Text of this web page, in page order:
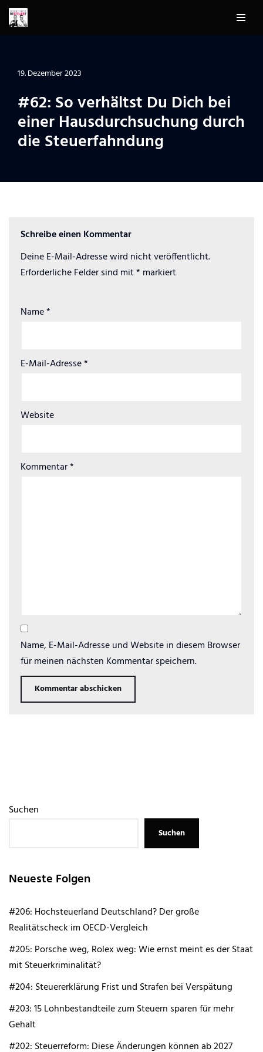
Zum
19. Dezember 2023
#62: So verhältst Du Dich bei
einer Hausdurchsuchung durch
die Steuerfahndung
Schreibe einen Kommentar
Deine E-Mail-Adresse wird nicht veröffentlicht.
Erforderliche Felder sind mit* markiert
Name*
E-Mail-Adresse*
Website
Kommentar*
Name, E-Mail-Adresse und Website in diesem Browser
für meinen nächsten Kommentar speichern.
Suchen
Suchen
Neueste Folgen
#206: Hochsteuerland Deutschland? Der große
Realitätscheck im OECD-Vergleich
#205: Porsche weg, Rolex weg: Wie ernst meint es der Staat
mit Steuerkriminalität?
#204: Steuererklärung Frist und Strafen bei Verspätung
#203: 15 Lohnbestandteile zum Steuern sparen für mehr
Gehalt
#202: Steuerreform: Diese Änderungen können ab 2027